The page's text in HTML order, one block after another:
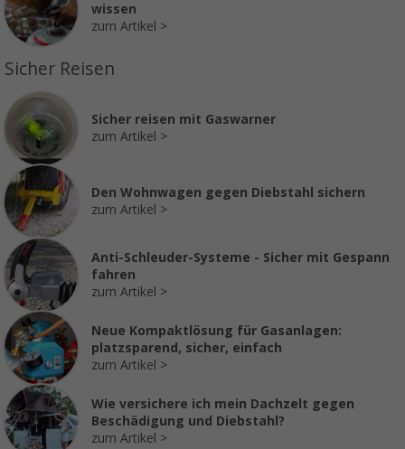
wissen
zum Artikel
Sicher Reisen
Sicher reisen mit Gaswarner
zum Artikel
Den Wohnwagen gegen Diebstahl sichern
zum Artikel
Anti-Schleuder-Systeme - Sicher mit Gespann
fahren
zum Artikel
Neue Kompaktlösung für Gasanlagen:
platzsparend, sicher, einfach
zum Artikel
Wie versichere ich mein Dachzelt gegen
Beschädigung und Diebstahl?
zum Artikel